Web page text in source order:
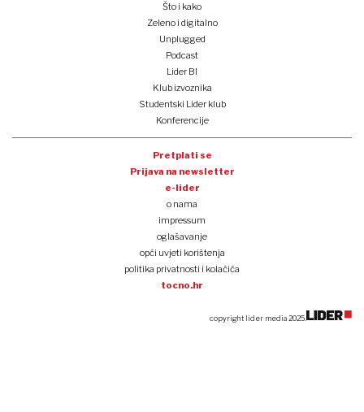
Što i kako
Zeleno i digitalno
Unplugged
Podcast
Lider BI
Klub izvoznika
Studentski Lider klub
Konferencije
Pretplati se
Prijava na newsletter
e-lider
o nama
impressum
oglašavanje
opći uvjeti korištenja
politika privatnosti i kolačića
tocno.hr
copyright lider media 2025.